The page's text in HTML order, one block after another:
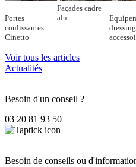
Portes
coulissantes
Cinetto
Façades cadre
alu
Voir tous les articles
Actualités
Besoin d'un conseil ?
03 20 81 93 50
Besoin de conseils ou